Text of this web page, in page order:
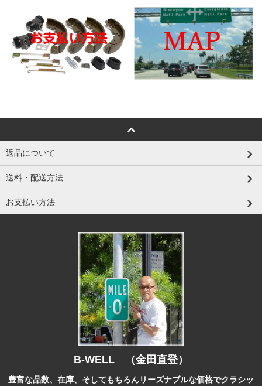
返品について
送料・配送方法
お支払い方法
B-WELL （金田直登）
豊富な品数、在庫、そしてもちろんリーズナブルな価格でクラシッ